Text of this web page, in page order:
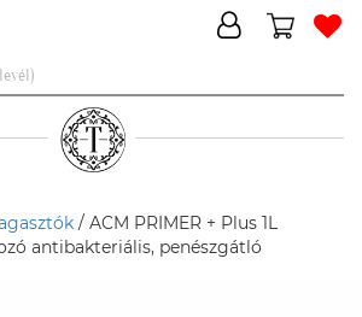
/ ACM PRIMER + Plus 1L
antibakteriális, penészgátló